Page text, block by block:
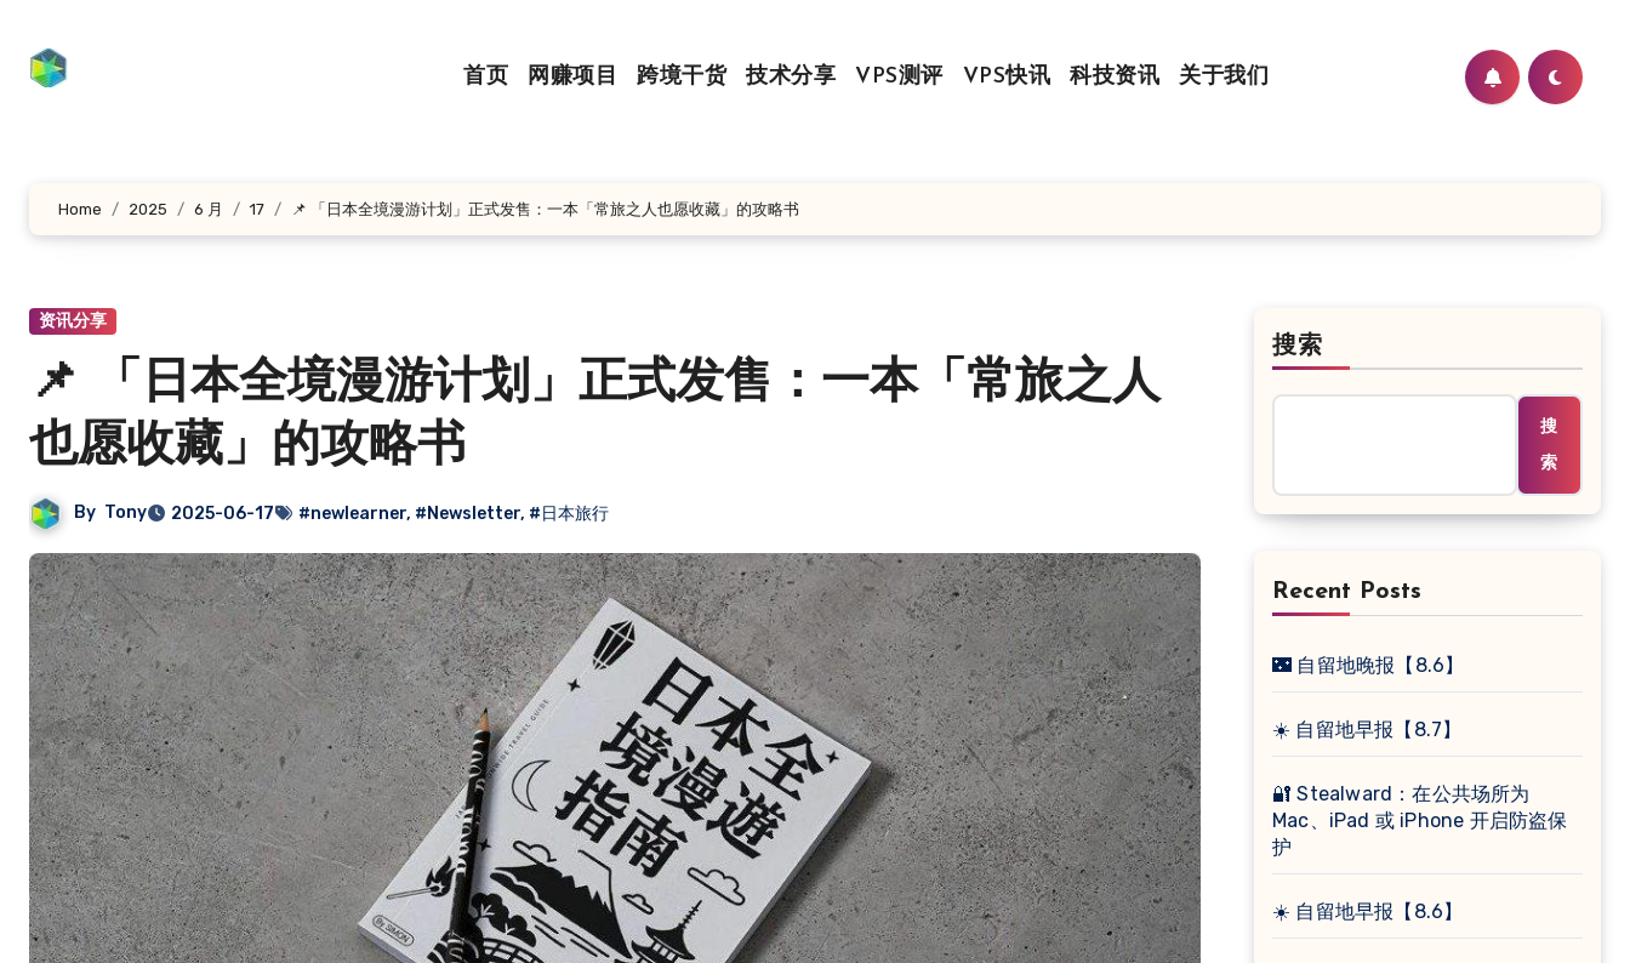
首页 网赚项目 跨境干货 技术分享 VPS测评 VPS快讯 科技资讯 关于我们
Home 2025 6 月 17 📌 「日本全境漫游计划」正式发售：一本「常旅之人也愿收藏」的攻略书
资讯分享
📌 「日本全境漫游计划」正式发售：一本「常旅之人
也愿收藏」的攻略书
By Tony 2025-06-17 #newlearner, #Newsletter, #日本旅行
搜索
搜
索
Recent Posts
🌃 自留地晚报【8.6】
☀️ 自留地早报【8.7】
🔐 Stealward：在公共场所为
Mac、iPad 或 iPhone 开启防盗保
护
☀️ 自留地早报【8.6】